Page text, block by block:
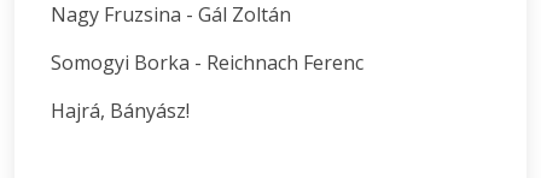
Nagy Fruzsina - Gál Zoltán
Somogyi Borka - Reichnach Ferenc
Hajrá, Bányász!